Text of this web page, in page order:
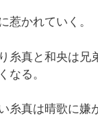
惹かれていく。
糸真と和央は兄
なる。
糸真は晴歌に嫌